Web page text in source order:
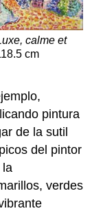
calme et
cm
pintura
de la sutil
del pintor
la
verdes